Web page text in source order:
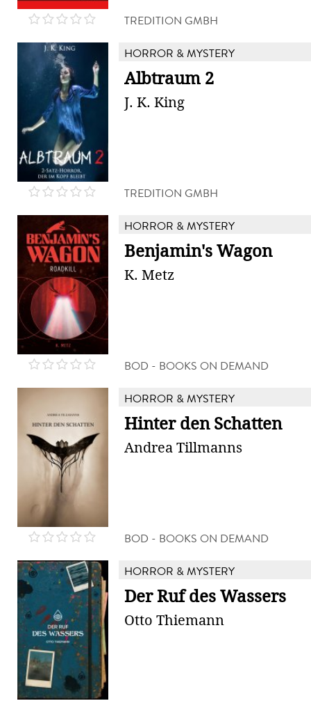
TREDITION GMBH
HORROR & MYSTERY
Albtraum 2
J. K. King
TREDITION GMBH
HORROR & MYSTERY
Benjamin's Wagon
K. Metz
BOD - BOOKS ON DEMAND
HORROR & MYSTERY
Hinter den Schatten
Andrea Tillmanns
BOD - BOOKS ON DEMAND
HORROR & MYSTERY
Der Ruf des Wassers
Otto Thiemann